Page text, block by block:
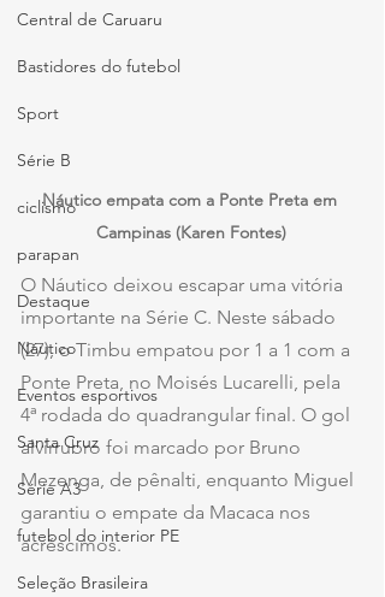
Central de Caruaru
Bastidores do futebol
Sport
Série B
ciclismo
parapan
Destaque
Náutico
Eventos esportivos
Santa Cruz
Série A3
futebol do interior PE
Seleção Brasileira
Náutico empata com a Ponte Preta em
Campinas (Karen Fontes)
O Náutico deixou escapar uma vitória
importante na Série C. Neste sábado
(27), o Timbu empatou por 1 a 1 com a
Ponte Preta, no Moisés Lucarelli, pela
4ª rodada do quadrangular final. O gol
alvirrubro foi marcado por Bruno
Mezenga, de pênalti, enquanto Miguel
garantiu o empate da Macaca nos
acréscimos.